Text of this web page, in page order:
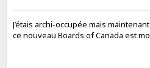
J’étais archi-occupée mais
ce nouveau Boards of Canada est